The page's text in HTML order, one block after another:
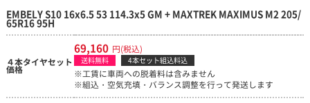
EMBELY S10 16x6.5 53 114.3x5 GM + MAXTREK MAXIMUS M2 205/
65R16 95H
４本タイヤセット
価格
69,160 円(税込)
送料無料 4本セット組込料込
※工賃に車両への脱着料は含みません
※組込・空気充填・バランス調整を行って発送します